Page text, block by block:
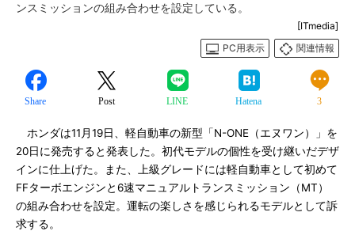
ンスミッションの組み合わせを設定している。
[ITmedia]
PC用表示
関連情報
Share Post LINE Hatena 3
ホンダは11月19日、軽自動車の新型「N-ONE（エヌワン）」を
20日に発売すると発表した。初代モデルの個性を受け継いだデザ
インに仕上げた。また、上級グレードには軽自動車として初めて
FFターボエンジンと6速マニュアルトランスミッション（MT）
の組み合わせを設定。運転の楽しさを感じられるモデルとして訴
求する。